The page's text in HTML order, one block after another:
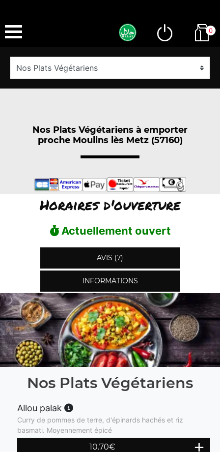
0
Nos Plats Végétariens à emporter
proche Moulins lès Metz (57160)
Horaires d'ouverture
Actuellement ouvert
AVIS (7)
INFORMATIONS
Nos Plats Végétariens
Allou palak
Curry de pommes de terre, d'épinards hachés et riz
basmati. Moyennement épicé
10.70€